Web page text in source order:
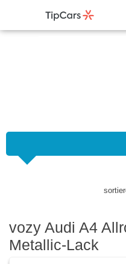
vozy Audi A4
Metallic-Lack